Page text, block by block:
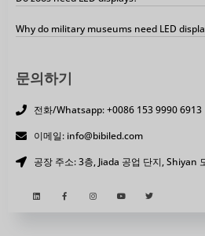
Why do military museums need LED
문의하기
전화/Whatsapp: +0086 153 9990 6913
이메일: info@bibiled.com
공장 주소: 3층, Jiada 공업 단지, Shiyan